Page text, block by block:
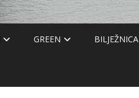
GREEN BILJEŽNICA